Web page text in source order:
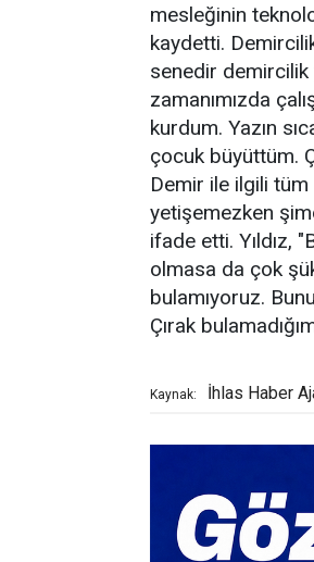
mesleğinin
kaydetti.
senedir demircilik
zamanımızda
kurdum. Yazın
çocuk büyüttüm.
Demir ile ilgili tüm
yetişemezken
ifade etti. Yıldız,
olmasa da çok
bulamıyoruz.
Çırak
Kaynak: İhlas Haber